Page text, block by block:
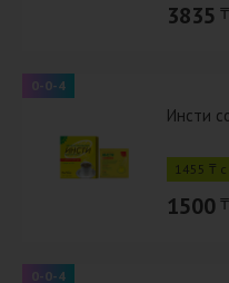
3835 ₸
0-0-4
Инсти
1455 ₸
1500 ₸
0-0-4